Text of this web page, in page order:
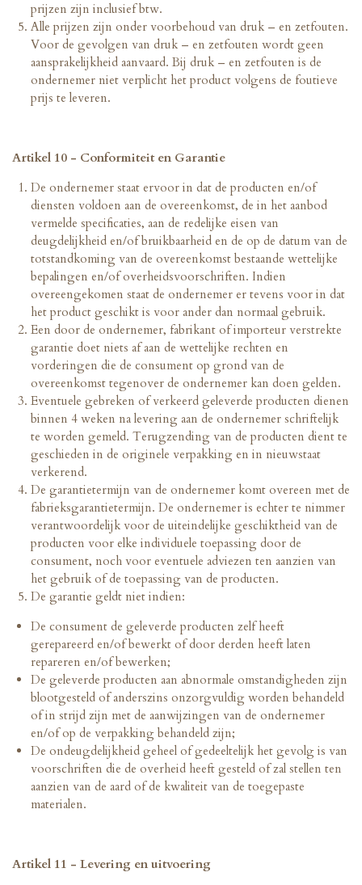
prijzen zijn inclusief btw.
Alle prijzen zijn onder voorbehoud van druk – en zetfouten.
Voor de gevolgen van druk – en zetfouten wordt geen
aansprakelijkheid aanvaard. Bij druk – en zetfouten is de
ondernemer niet verplicht het product volgens de foutieve
prijs te leveren.
Artikel 10 - Conformiteit en Garantie
De ondernemer staat ervoor in dat de producten en/of
diensten voldoen aan de overeenkomst, de in het aanbod
vermelde specificaties, aan de redelijke eisen van
deugdelijkheid en/of bruikbaarheid en de op de datum van de
totstandkoming van de overeenkomst bestaande wettelijke
bepalingen en/of overheidsvoorschriften. Indien
overeengekomen staat de ondernemer er tevens voor in dat
het product geschikt is voor ander dan normaal gebruik.
Een door de ondernemer, fabrikant of importeur verstrekte
garantie doet niets af aan de wettelijke rechten en
vorderingen die de consument op grond van de
overeenkomst tegenover de ondernemer kan doen gelden.
Eventuele gebreken of verkeerd geleverde producten dienen
binnen 4 weken na levering aan de ondernemer schriftelijk
te worden gemeld. Terugzending van de producten dient te
geschieden in de originele verpakking en in nieuwstaat
verkerend.
De garantietermijn van de ondernemer komt overeen met de
fabrieksgarantietermijn. De ondernemer is echter te nimmer
verantwoordelijk voor de uiteindelijke geschiktheid van de
producten voor elke individuele toepassing door de
consument, noch voor eventuele adviezen ten aanzien van
het gebruik of de toepassing van de producten.
De garantie geldt niet indien:
De consument de geleverde producten zelf heeft
gerepareerd en/of bewerkt of door derden heeft laten
repareren en/of bewerken;
De geleverde producten aan abnormale omstandigheden zijn
blootgesteld of anderszins onzorgvuldig worden behandeld
of in strijd zijn met de aanwijzingen van de ondernemer
en/of op de verpakking behandeld zijn;
De ondeugdelijkheid geheel of gedeeltelijk het gevolg is van
voorschriften die de overheid heeft gesteld of zal stellen ten
aanzien van de aard of de kwaliteit van de toegepaste
materialen.
Artikel 11 - Levering en uitvoering